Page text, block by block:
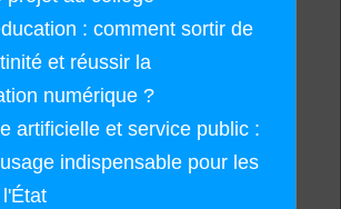
: comment sortir de
et réussir la
numérique ?
artificielle et service public :
indispensable pour les